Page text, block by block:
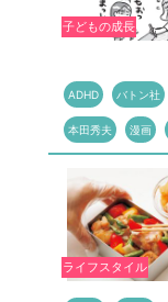
子どもの成長
ADHD バトン社
本田秀夫 漫画
ライフスタイル